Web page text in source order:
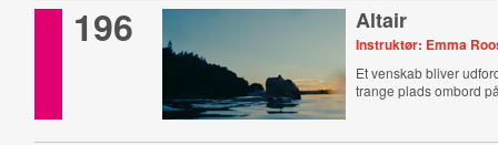
196 Altair
Instruktør: Emma
Et venskab bliver
trange plads ombord